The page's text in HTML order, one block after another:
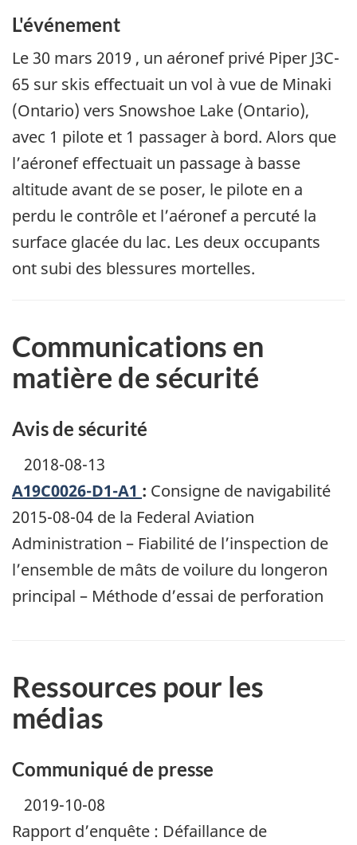
L'événement
Le30 mars 2019 , un aéronef privé Piper J3C-
65 sur skis effectuait un vol à vue de Minaki
(Ontario) vers Snowshoe Lake (Ontario),
avec 1 pilote et 1 passager à bord. Alors que
l’aéronef effectuait un passage à basse
altitude avant de se poser, le pilote en a
perdu le contrôle et l’aéronef a percuté la
surface glacée du lac. Les deux occupants
ont subi des blessures mortelles.
Communications en
matière de sécurité
Avis de sécurité
2018-08-13
A19C0026-D1-A1 : Consigne de navigabilité
2015-08-04 de la Federal Aviation
Administration – Fiabilité de l’inspection de
l’ensemble de mâts de voilure du longeron
principal – Méthode d’essai de perforation
Ressources pour les
médias
Communiqué de presse
2019-10-08
Rapport d’enquête : Défaillance de